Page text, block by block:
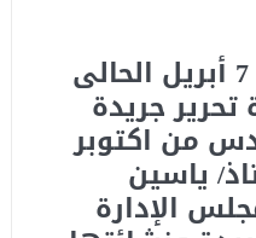
انطلق أمس الجمعة 7 أبريل الحالى
تحرير جريدة
من اكتوبر
ياسين
الإدارة